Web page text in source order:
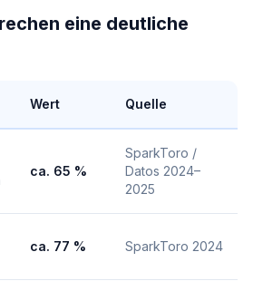
eine deutliche
Wert Quelle
ca. 65 %
SparkToro /
Datos 2024–
2025
ca. 77 % SparkToro 2024